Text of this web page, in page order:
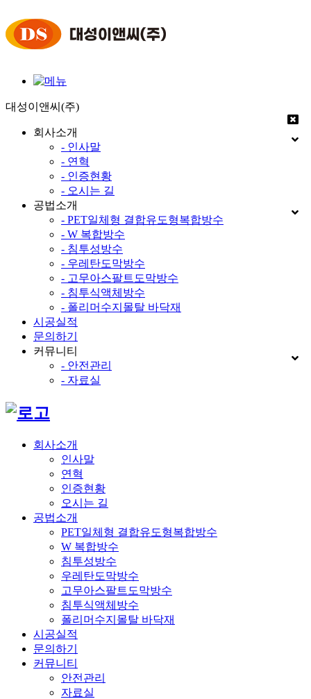
대성이앤씨(주)
회사소개
- 인사말
- 연혁
- 인증현황
- 오시는 길
공법소개
- PET일체형 결합유도형복합방수
- W 복합방수
- 침투성방수
- 우레탄도막방수
- 고무아스팔트도막방수
- 침투식액체방수
- 폴리머수지몰탈 바닥재
시공실적
문의하기
커뮤니티
- 안전관리
- 자료실
회사소개
인사말
연혁
인증현황
오시는 길
공법소개
PET일체형 결합유도형복합방수
W 복합방수
침투성방수
우레탄도막방수
고무아스팔트도막방수
침투식액체방수
폴리머수지몰탈 바닥재
시공실적
문의하기
커뮤니티
안전관리
자료실